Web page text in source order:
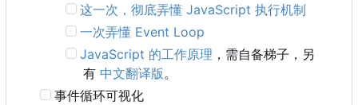
这一次，彻底弄懂 JavaScript 执行机制
一次弄懂 Event Loop
JavaScript 的工作原理 ，需自备梯子，另
有 中文翻译版 。
事件循环可视化